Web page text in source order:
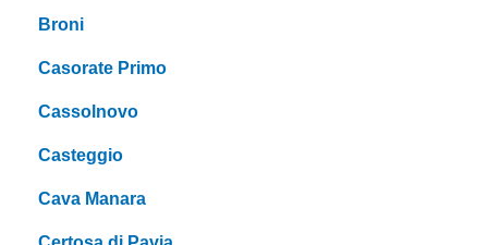
Broni
Casorate Primo
Cassolnovo
Casteggio
Cava Manara